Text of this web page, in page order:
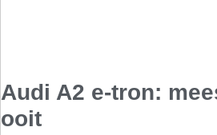
Audi A2 e-tron:
ooit